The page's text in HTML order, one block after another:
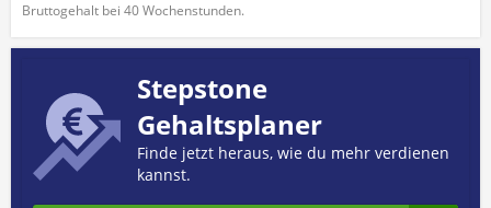
Bruttogehalt bei 40 Wochenstunden.
Stepstone
Gehaltsplaner
Finde jetzt heraus, wie du mehr verdienen
kannst.